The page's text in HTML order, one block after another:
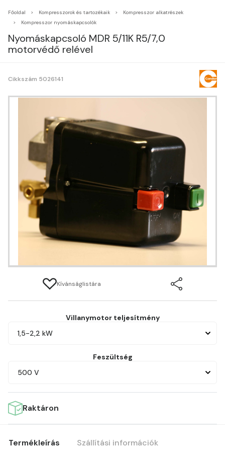
Főoldal Kompresszorok és tartozékaik
Kompresszor alkatrészek
Kompresszor nyomáskapcsolók
Nyomáskapcsoló MDR 5/11K R5/7,0
motorvédő relével
Cikkszám 5026141
Kívánságlistára
Villanymotor teljesítmény
1,5-2,2 kW
Feszültség
500 V
Raktáron
Termékleírás Szállítási információk